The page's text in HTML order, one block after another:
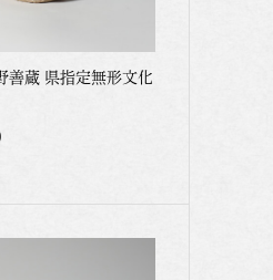
善蔵 県指定無形文化